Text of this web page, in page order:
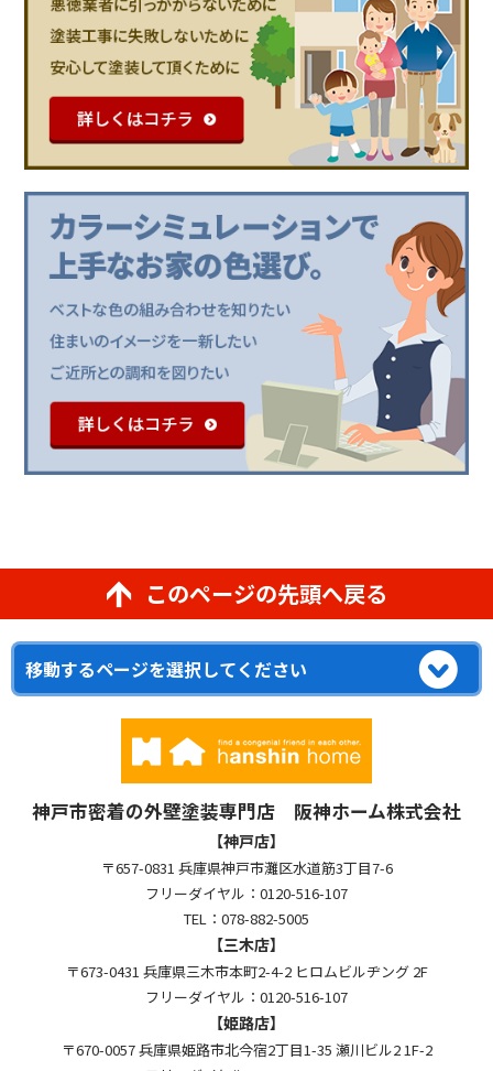
このページの先頭へ戻る
神戸市密着の外壁塗装専門店 阪神ホーム株式会社
【神戸店】
〒657-0831 兵庫県神戸市灘区水道筋3丁目7-6
フリーダイヤル：0120-516-107
TEL：078-882-5005
【三木店】
〒673-0431 兵庫県三木市本町2-4-2 ヒロムビルヂング 2F
フリーダイヤル：0120-516-107
【姫路店】
〒670-0057 兵庫県姫路市北今宿2丁目1-35 瀬川ビル2 1F-2